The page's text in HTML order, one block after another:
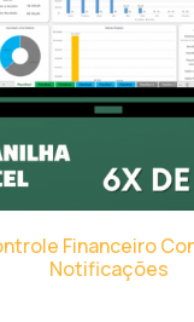
Financeiro
Notificações